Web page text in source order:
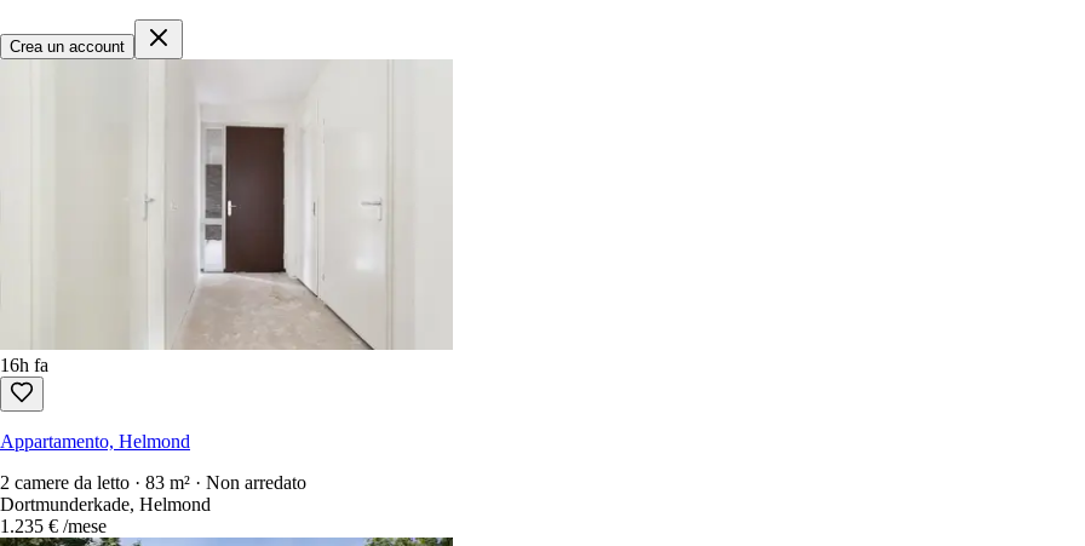
Crea un account
16h fa
Appartamento, Helmond
2 camere da letto · 83 m² · Non arredato
Dortmunderkade, Helmond
1.235 € /mese